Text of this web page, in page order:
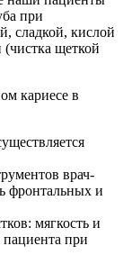
при
сладкой, кислой
щеткой
кариесе в
врач-
фронтальных и
мягкость и
при